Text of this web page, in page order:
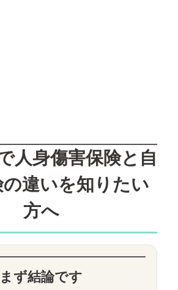
人身傷害保険と自
違いを知りたい
方へ
まず結論です